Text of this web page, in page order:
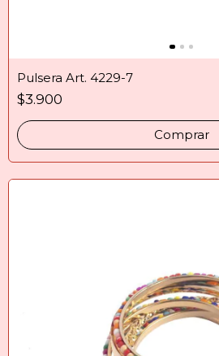
Pulsera Art. 4229-7
$3.900
Comprar